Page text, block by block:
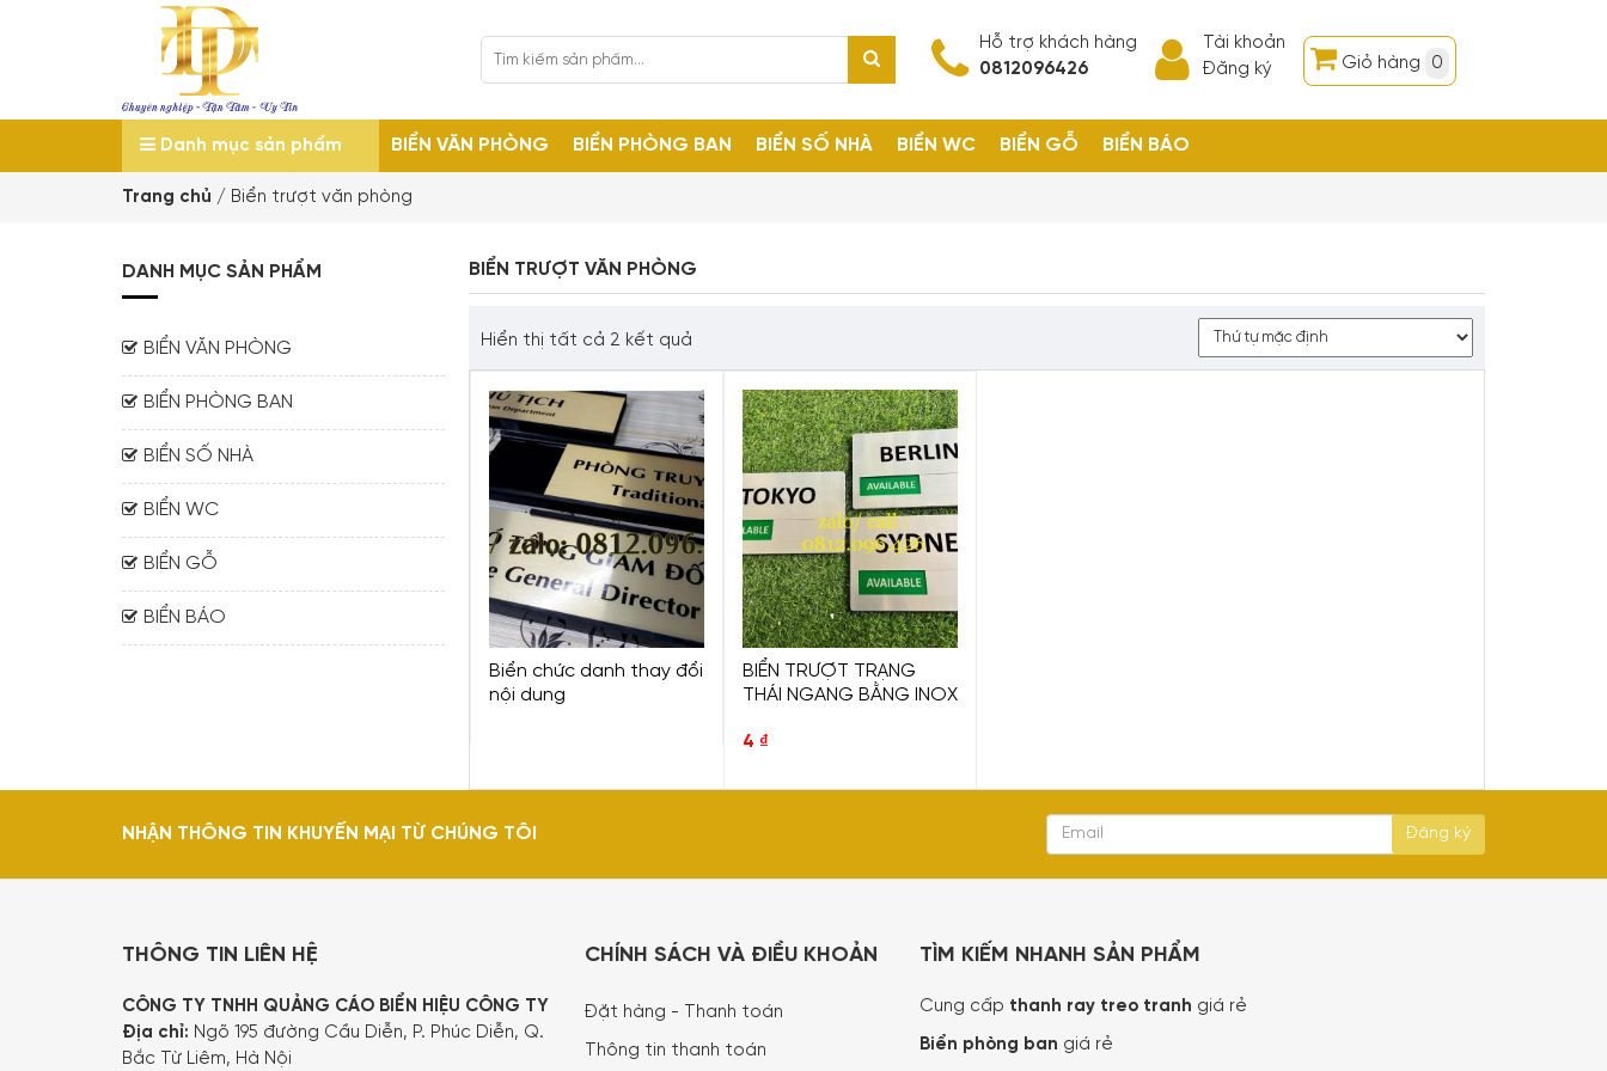
Hỗ trợ khách hàng
0812096426
Tài khoản
Đăng ký
Giỏ hàng 0
Danh mục sản phẩm BIỂN VĂN PHÒNG BIỂN PHÒNG BAN BIỂN SỐ NHÀ BIỂN WC BIỂN GỖ BIỂN BÁO
Trang chủ / Biển trượt văn phòng
BIỂN TRƯỢT VĂN PHÒNG
Hiển thị tất cả 2 kết quả
Biển chức danh thay đổi
nội dung
BIỂN TRƯỢT TRẠNG
THÁI NGANG BẰNG INOX
4 ₫
DANH MỤC SẢN PHẨM
BIỂN VĂN PHÒNG
BIỂN PHÒNG BAN
BIỂN SỐ NHÀ
BIỂN WC
BIỂN GỖ
BIỂN BÁO
NHẬN THÔNG TIN KHUYẾN MẠI TỪ CHÚNG TÔI
THÔNG TIN LIÊN HỆ
CÔNG TY TNHH QUẢNG CÁO BIỂN HIỆU CÔNG TY
Địa chỉ: Ngõ 195 đường Cầu Diễn, P. Phúc Diễn, Q.
Bắc Từ Liêm, Hà Nội
CHÍNH SÁCH VÀ ĐIỀU KHOẢN
Đặt hàng - Thanh toán
Thông tin thanh toán
TÌM KIẾM NHANH SẢN PHẨM
Cung cấp thanh ray treo tranh giá rẻ
Biển phòng ban giá rẻ